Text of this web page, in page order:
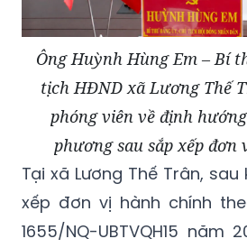
Ông Huỳnh Hùng Em – Bí
tịch HĐND xã Lương Thế
phóng viên về định
phương sau sắp xếp đơn
Tại xã Lương Thế Trân,
xếp đơn vị hành chính
1655/NQ-UBTVQH15 năm